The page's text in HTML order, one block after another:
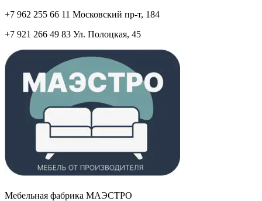
+7 962 255 66 11 Московский пр-т, 184
+7 921 266 49 83 Ул. Полоцкая, 45
Мебельная фабрика МАЭСТРО